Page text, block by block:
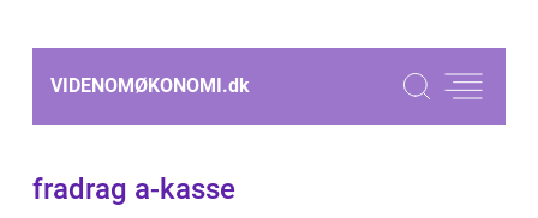
VIDENOMØKONOMI.dk
fradrag a-kasse